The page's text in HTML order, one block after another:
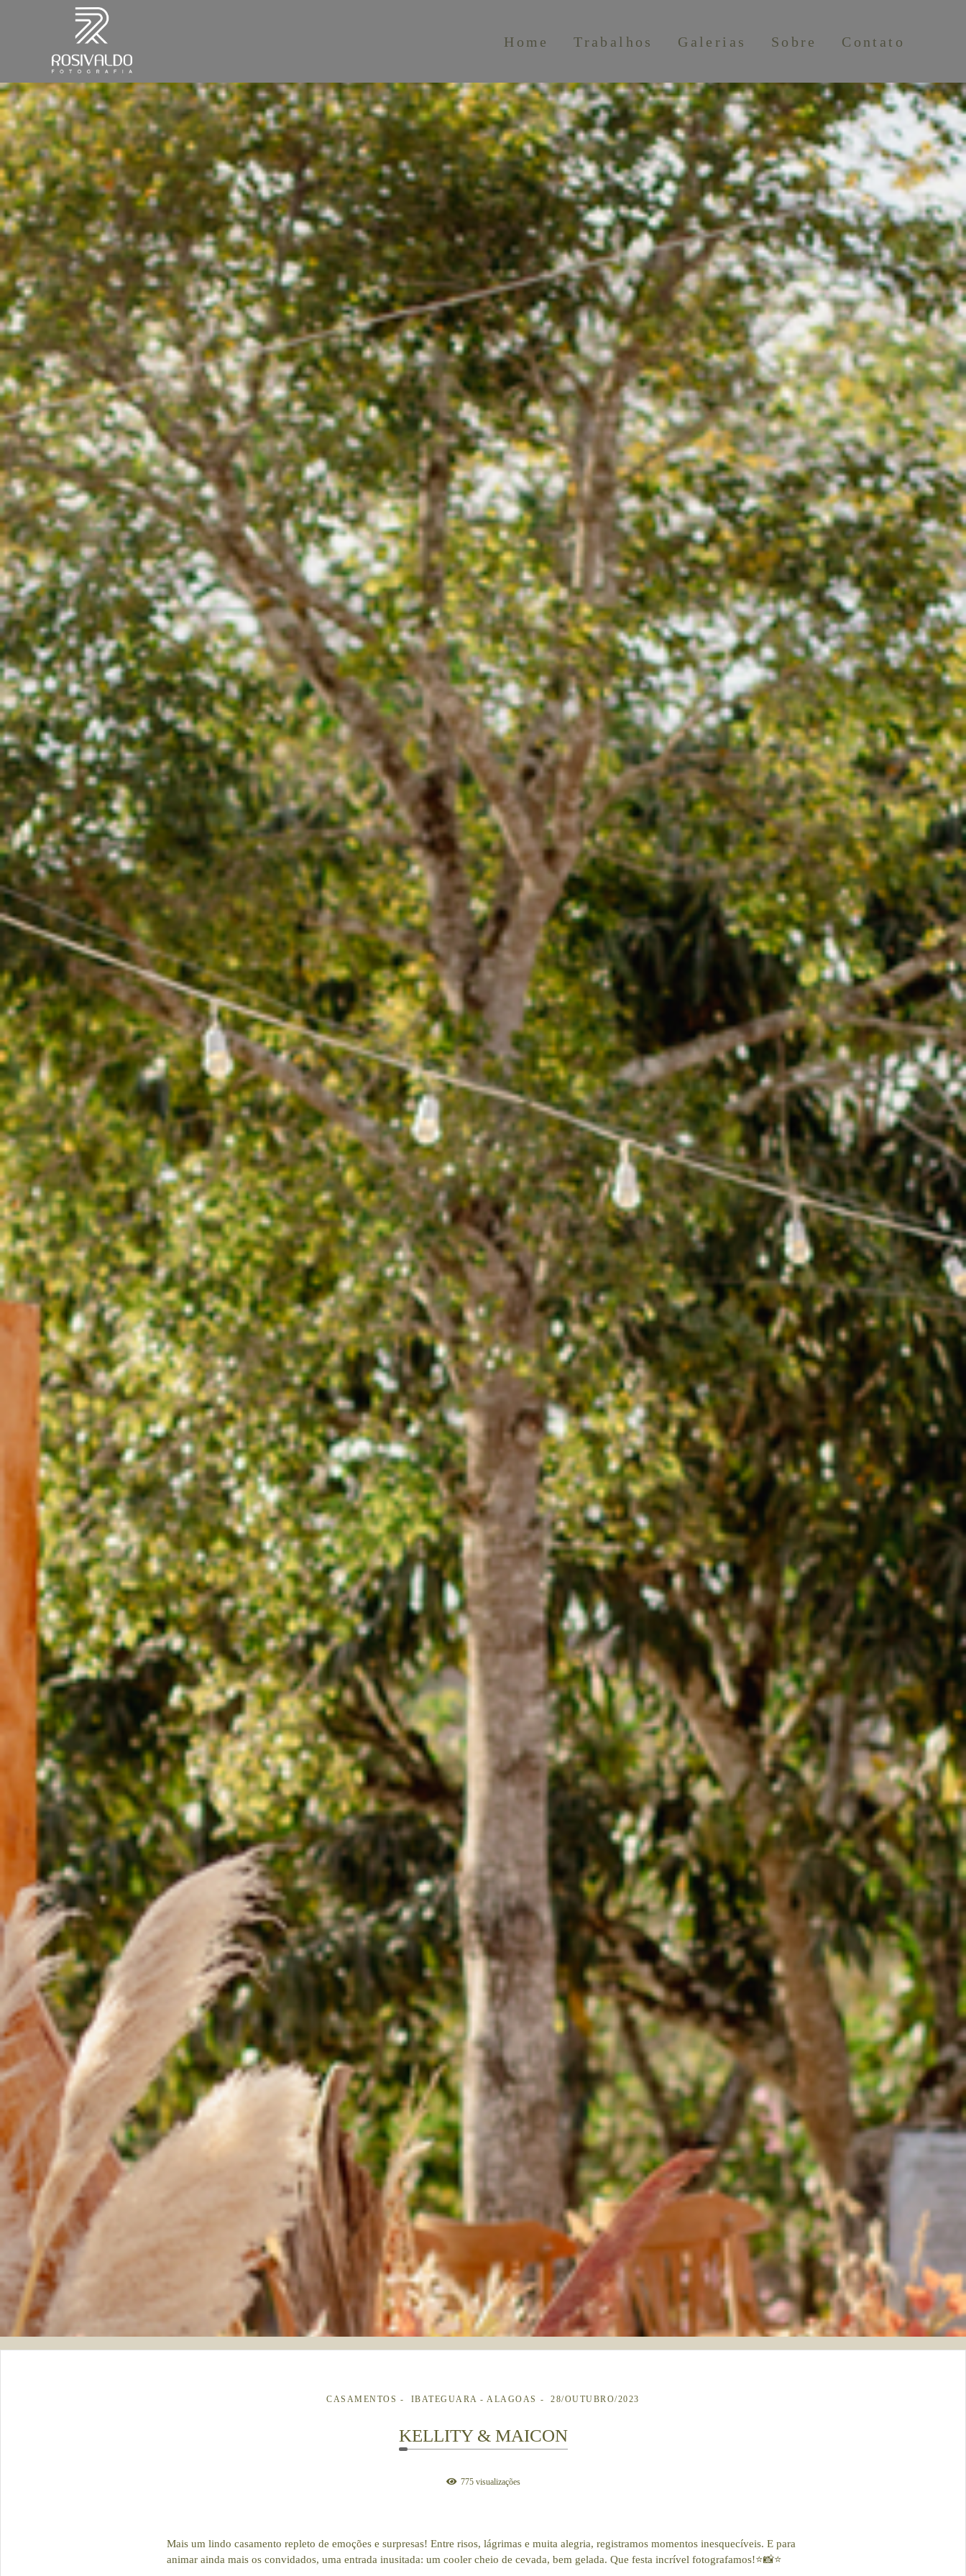
Home Trabalhos Galerias Sobre Contato
CASAMENTOS IBATEGUARA - ALAGOAS 28/OUTUBRO/2023
KELLITY & MAICON
775visualizações
Mais um lindo casamento repleto de emoções e surpresas! Entre risos, lágrimas e muita alegria, registramos momentos inesquecíveis. E para
animar ainda mais os convidados, uma entrada inusitada: um cooler cheio de cevada, bem gelada. Que festa incrível fotografamos!⭐️📸⭐️